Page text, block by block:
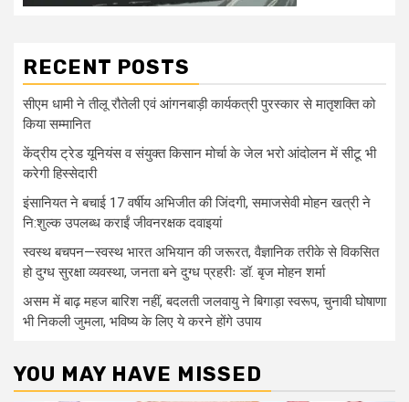
RECENT POSTS
सीएम धामी ने तीलू रौतेली एवं आंगनबाड़ी कार्यकत्री पुरस्कार से मातृशक्ति को
किया सम्मानित
केंद्रीय ट्रेड यूनियंस व संयुक्त किसान मोर्चा के जेल भरो आंदोलन में सीटू भी
करेगी हिस्सेदारी
इंसानियत ने बचाई 17 वर्षीय अभिजीत की जिंदगी, समाजसेवी मोहन खत्री ने
नि:शुल्क उपलब्ध कराईं जीवनरक्षक दवाइयां
स्वस्थ बचपन—स्वस्थ भारत अभियान की जरूरत, वैज्ञानिक तरीके से विकसित
हो दुग्ध सुरक्षा व्यवस्था, जनता बने दुग्ध प्रहरीः डॉ. बृज मोहन शर्मा
असम में बाढ़ महज बारिश नहीं, बदलती जलवायु ने बिगाड़ा स्वरूप, चुनावी घोषाणा
भी निकली जुमला, भविष्य के लिए ये करने होंगे उपाय
YOU MAY HAVE MISSED